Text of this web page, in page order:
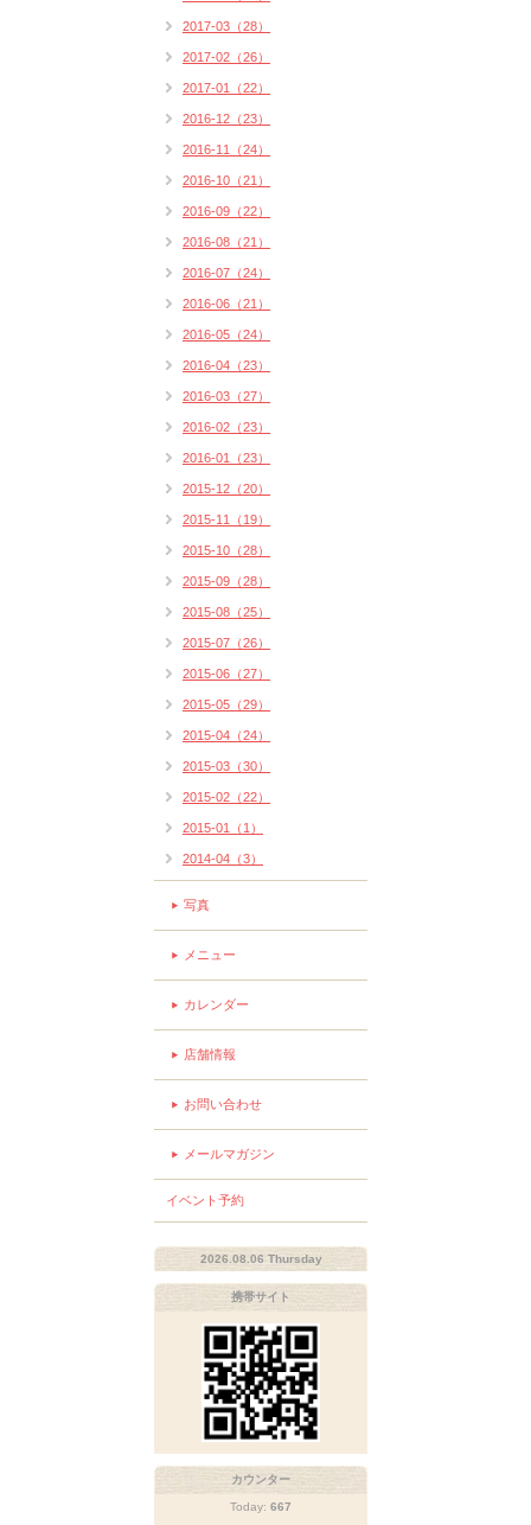
2017-03（28）
2017-02（26）
2017-01（22）
2016-12（23）
2016-11（24）
2016-10（21）
2016-09（22）
2016-08（21）
2016-07（24）
2016-06（21）
2016-05（24）
2016-04（23）
2016-03（27）
2016-02（23）
2016-01（23）
2015-12（20）
2015-11（19）
2015-10（28）
2015-09（28）
2015-08（25）
2015-07（26）
2015-06（27）
2015-05（29）
2015-04（24）
2015-03（30）
2015-02（22）
2015-01（1）
2014-04（3）
写真
メニュー
カレンダー
店舗情報
お問い合わせ
メールマガジン
イベント予約
2026.08.06 Thursday
携帯サイト
カウンター
Today: 667